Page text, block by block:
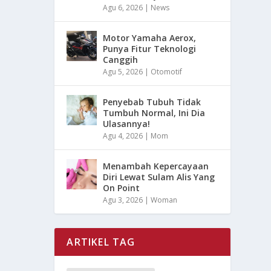
Agu 6, 2026 | News
Motor Yamaha Aerox,
Punya Fitur Teknologi
Canggih
Agu 5, 2026 | Otomotif
Penyebab Tubuh Tidak
Tumbuh Normal, Ini Dia
Ulasannya!
Agu 4, 2026 | Mom
Menambah Kepercayaan
Diri Lewat Sulam Alis Yang
On Point
Agu 3, 2026 |Woman
ARTIKEL TAG